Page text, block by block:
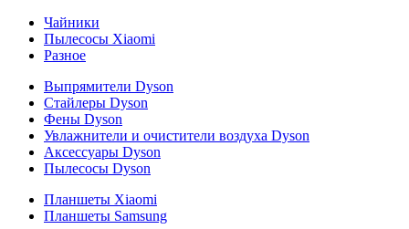
Чайники
Пылесосы Xiaomi
Разное
Выпрямители Dyson
Стайлеры Dyson
Фены Dyson
Увлажнители и очистители воздуха Dyson
Аксессуары Dyson
Пылесосы Dyson
Планшеты Xiaomi
Планшеты Samsung